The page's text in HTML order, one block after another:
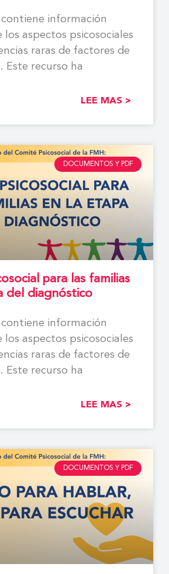
información
los aspectos psicosociales
raras de factores de
Este recurso ha
LEE MAS >
DOCUMENTOS Y PDF
para las familias
del diagnóstico
información
los aspectos psicosociales
raras de factores de
Este recurso ha
LEE MAS >
DOCUMENTOS Y PDF